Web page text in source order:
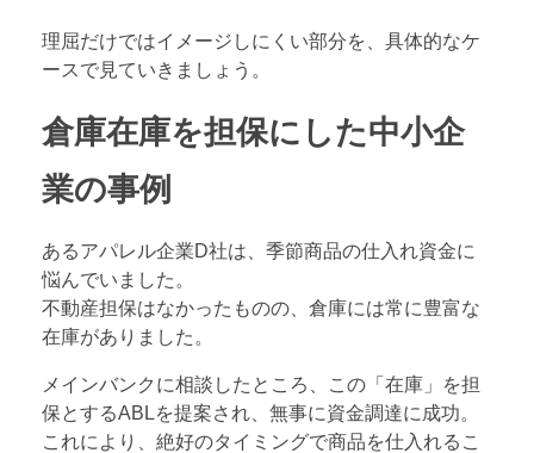
理屈だけではイメージしにくい部分を、具体的なケ
ースで見ていきましょう。
倉庫在庫を担保にした中小企
業の事例
あるアパレル企業D社は、季節商品の仕入れ資金に
悩んでいました。
不動産担保はなかったものの、倉庫には常に豊富な
在庫がありました。
メインバンクに相談したところ、この「在庫」を担
保とするABLを提案され、無事に資金調達に成功。
これにより、絶好のタイミングで商品を仕入れるこ